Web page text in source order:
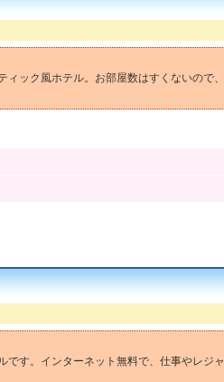
ック風ホテル。お部屋数はすくないので、
です。インターネット無料で、仕事やレジャ